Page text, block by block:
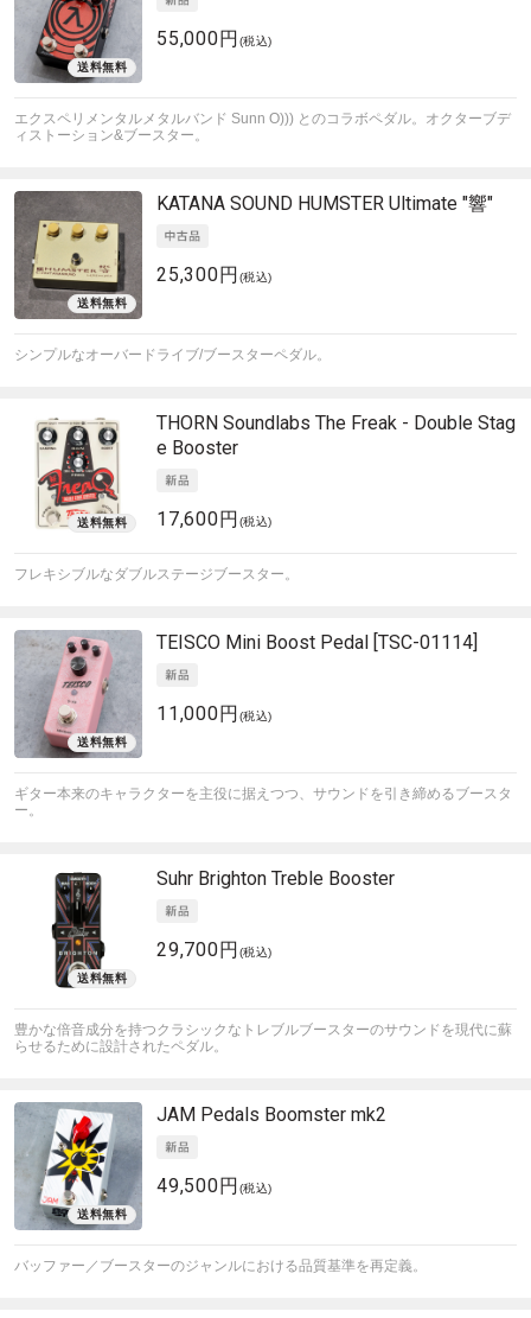
55,000円 (税込)
エクスペリメンタルメタルバンド Sunn O))) とのコラボペダル。オクターブデ
ィストーション&ブースター。
KATANA SOUND HUMSTER Ultimate "響"
25,300円 (税込)
シンプルなオーバードライブ/ブースターペダル。
THORN Soundlabs The Freak - Double Stag
e Booster
17,600円 (税込)
フレキシブルなダブルステージブースター。
TEISCO Mini Boost Pedal [TSC-01114]
11,000円 (税込)
ギター本来のキャラクターを主役に据えつつ、サウンドを引き締めるブースタ
ー。
Suhr Brighton Treble Booster
29,700円 (税込)
豊かな倍音成分を持つクラシックなトレブルブースターのサウンドを現代に蘇
らせるために設計されたペダル。
JAM Pedals Boomster mk2
49,500円 (税込)
バッファー／ブースターのジャンルにおける品質基準を再定義。